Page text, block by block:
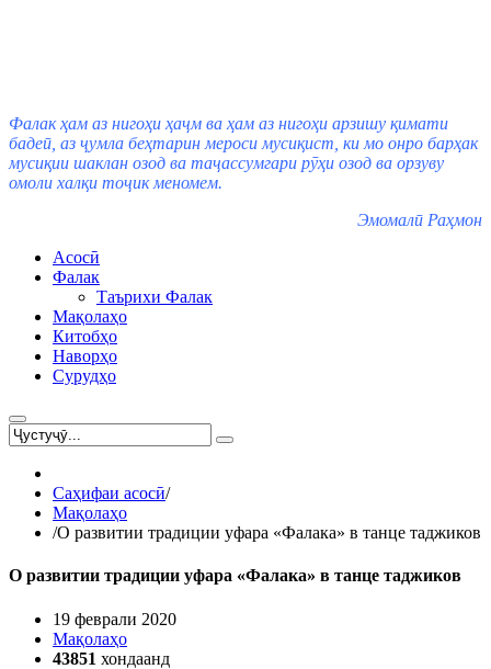
Фалак ҳам аз нигоҳи ҳаҷм ва ҳам аз нигоҳи арзишу қимати
бадеӣ, аз ҷумла беҳтарин мероси мусиқист, ки мо онро барҳак
мусиқии шаклан озод ва таҷассумгари рӯҳи озод ва орзуву
омоли халқи тоҷик меномем.
Эмомалӣ Раҳмон
Асосӣ
Фалак
Таърихи Фалак
Мақолаҳо
Китобҳо
Наворҳо
Сурудҳо
Саҳифаи асосӣ/
Мақолаҳо
/О развитии традиции уфара «Фалака» в танце таджиков
О развитии традиции уфара «Фалака» в танце таджиков
19 феврали 2020
Мақолаҳо
43851 хондаанд